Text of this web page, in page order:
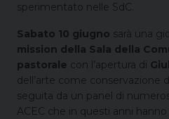
sperimentato nelle SdC.
Sabato 10 giugno sarà una
mission della Sala della
pastorale con l’apertura di
dell’arte come conservazione
seguita da un panel di
ACEC che in questi anni